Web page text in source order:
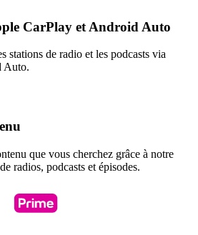
CarPlay et Android Auto
stations de radio et les podcasts via
Auto.
que vous cherchez grâce à notre
radios, podcasts et épisodes.